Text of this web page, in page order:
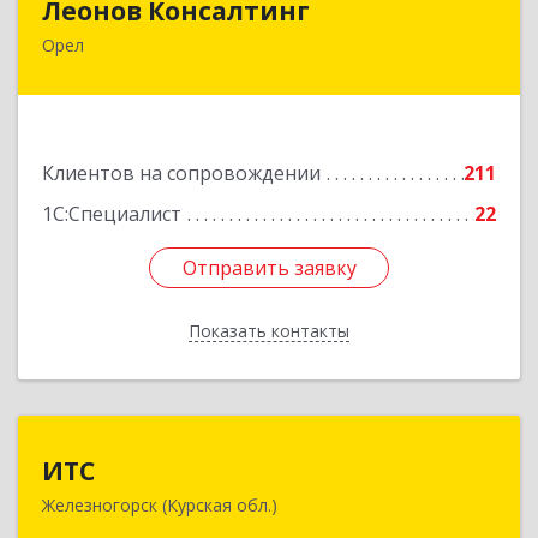
Леонов Консалтинг
Орел
Клиентов на сопровождении
211
1С:Специалист
22
Отправить заявку
Показать контакты
302030, Орловская обл, Орловский р-н, Орел г,
Отправить заявку
Назад
ИТС
Железногорск (Курская обл.)
307178, Курская обл, Железногорск г,